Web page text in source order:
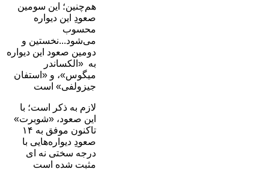
هم‌چنین؛ این سومین
صعودِ این دیواره
محسوب
می‌شود...نخستین و
دومین صعود این دیواره
به «الکساندر
میگوس»، و «استفان
جیزولفی» است
این صعود، «شوبرت»
تاکنون موفق به ۱۴
صعودِ دیواره‌هایی با
درجه سختی نه ای
مثبت شده است